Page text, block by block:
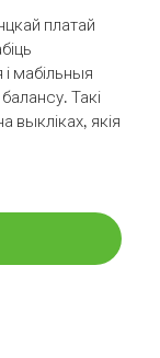
платай
мабільныя
Такі
якія